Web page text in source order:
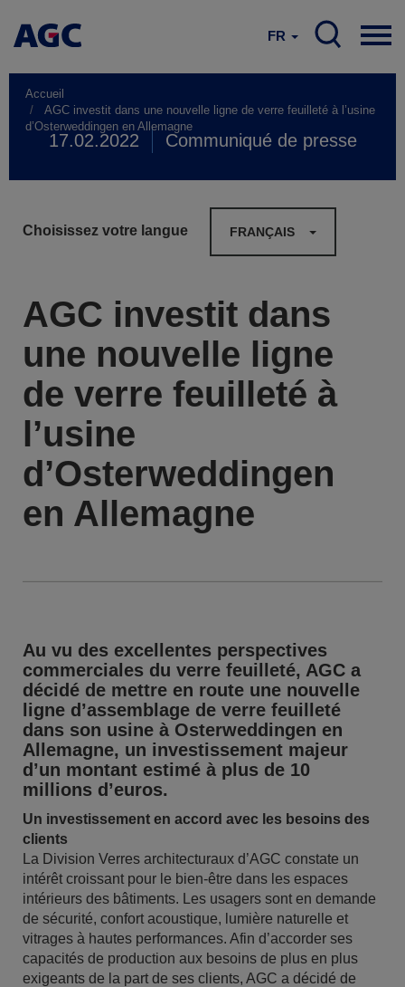
FR
Accueil
AGC investit dans une nouvelle ligne de verre feuilleté à l’usine
d’Osterweddingen en Allemagne
17.02.2022 Communiqué de presse
Choisissez votre langue FRANÇAIS
AGC investit dans
une nouvelle ligne
de verre feuilleté à
l’usine
d’Osterweddingen
en Allemagne
Au vu des excellentes perspectives
commerciales du verre feuilleté, AGC a
décidé de mettre en route une nouvelle
ligne d’assemblage de verre feuilleté
dans son usine à Osterweddingen en
Allemagne, un investissement majeur
d’un montant estimé à plus de 10
millions d’euros.
Un investissement en accord avec les besoins des
clients
La Division Verres architecturaux d’AGC constate un
intérêt croissant pour le bien-être dans les espaces
intérieurs des bâtiments. Les usagers sont en demande
de sécurité, confort acoustique, lumière naturelle et
vitrages à hautes performances. Afin d’accorder ses
capacités de production aux besoins de plus en plus
exigeants de la part de ses clients, AGC a décidé de